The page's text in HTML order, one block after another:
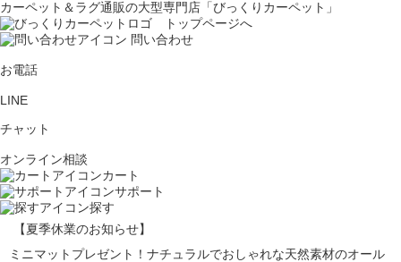
カーペット＆ラグ通販の大型専門店「びっくりカーペット」
問い合わせ
お電話
LINE
チャット
オンライン相談
カート
サポート
探す
【夏季休業のお知らせ】
ミニマットプレゼント！ナチュラルでおしゃれな天然素材のオール